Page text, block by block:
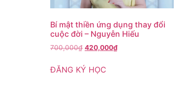
Bí mật thiền ứng dụng thay đổi
cuộc đời – Nguyễn Hiếu
700,000₫ 420,000₫
ĐĂNG KÝ HỌC